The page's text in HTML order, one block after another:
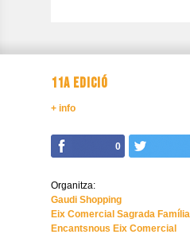
11A EDICIÓ
+ info
0
Organitza:
Gaudi Shopping
Eix Comercial Sagrada Família
Encantsnous Eix Comercial